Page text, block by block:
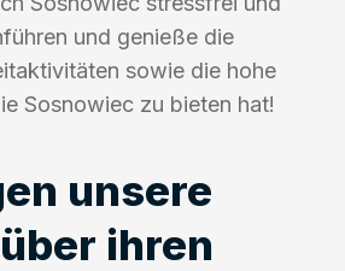
und genieße die
sowie die hohe
Sosnowiec zu bieten hat!
unsere
ihren